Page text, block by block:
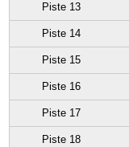
Piste 13
Piste 14
Piste 15
Piste 16
Piste 17
Piste 18